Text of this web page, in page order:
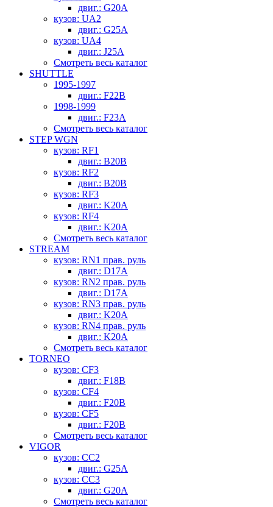
двиг.: G20A
кузов: UA2
двиг.: G25A
кузов: UA4
двиг.: J25A
Смотреть весь каталог
SHUTTLE
1995-1997
двиг.: F22B
1998-1999
двиг.: F23A
Смотреть весь каталог
STEP WGN
кузов: RF1
двиг.: B20B
кузов: RF2
двиг.: B20B
кузов: RF3
двиг.: K20A
кузов: RF4
двиг.: K20A
Смотреть весь каталог
STREAM
кузов: RN1 прав. руль
двиг.: D17A
кузов: RN2 прав. руль
двиг.: D17A
кузов: RN3 прав. руль
двиг.: K20A
кузов: RN4 прав. руль
двиг.: K20A
Смотреть весь каталог
TORNEO
кузов: CF3
двиг.: F18B
кузов: CF4
двиг.: F20B
кузов: CF5
двиг.: F20B
Смотреть весь каталог
VIGOR
кузов: CC2
двиг.: G25A
кузов: CC3
двиг.: G20A
Смотреть весь каталог